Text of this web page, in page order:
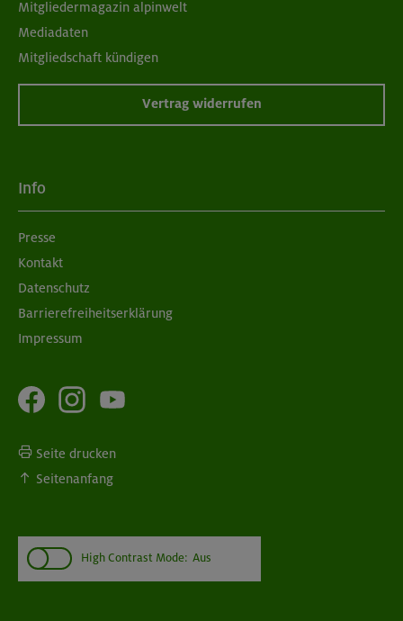
Mitgliedermagazin alpinwelt
Mediadaten
Mitgliedschaft kündigen
Vertrag widerrufen
Info
Presse
Kontakt
Datenschutz
Barrierefreiheitserklärung
Impressum
Seite drucken
Seitenanfang
High Contrast Mode: Aus